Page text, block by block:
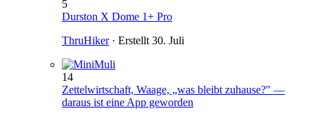
5
Durston X Dome 1+ Pro
ThruHiker· Erstellt30. Juli
14
Zettelwirtschaft, Waage, „was bleibt zuhause?" —
daraus ist eine App geworden